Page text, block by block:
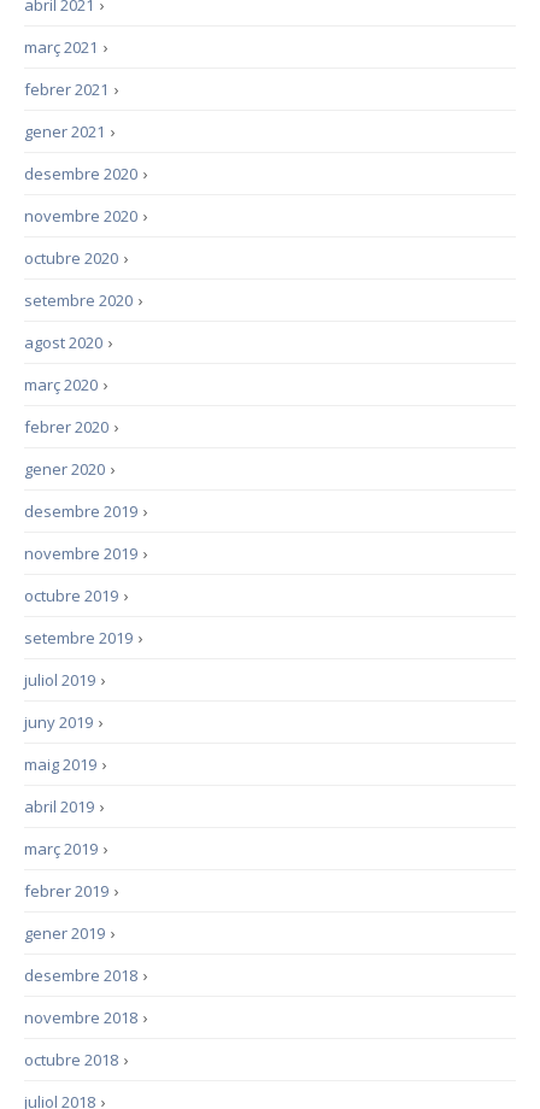
›
abril 2021
›
març 2021
›
febrer 2021
›
gener 2021
›
desembre 2020
›
novembre 2020
›
octubre 2020
›
setembre 2020
›
agost 2020
›
març 2020
›
febrer 2020
›
gener 2020
›
desembre 2019
›
novembre 2019
›
octubre 2019
›
setembre 2019
›
juliol 2019
›
juny 2019
›
maig 2019
›
abril 2019
›
març 2019
›
febrer 2019
›
gener 2019
›
desembre 2018
›
novembre 2018
›
octubre 2018
›
juliol 2018